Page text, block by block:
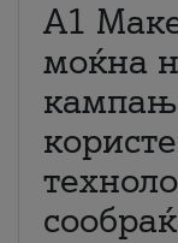
A1
моќна